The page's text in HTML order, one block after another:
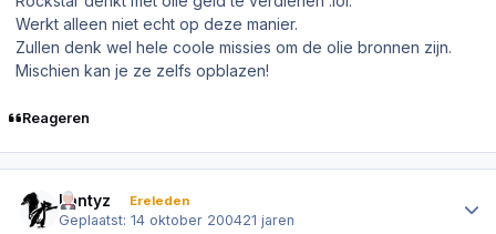
Werkt alleen niet echt op deze manier.
Zullen denk wel hele coole missies om de olie bronnen zijn.
Mischien kan je ze zelfs opblazen!
Reageren
Lantyz Ereleden
Geplaatst:14 oktober 200421 jaren